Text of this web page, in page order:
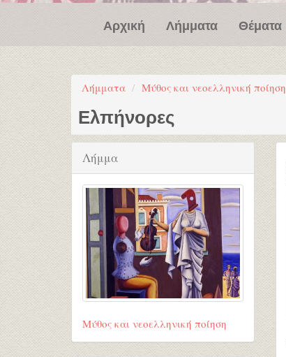
Αρχική Λήμματα Θέματα
Λήμματα Μύθος και νεοελληνική ποίηση
Ελπήνορες
Λήμμα
Μύθος και νεοελληνική ποίηση